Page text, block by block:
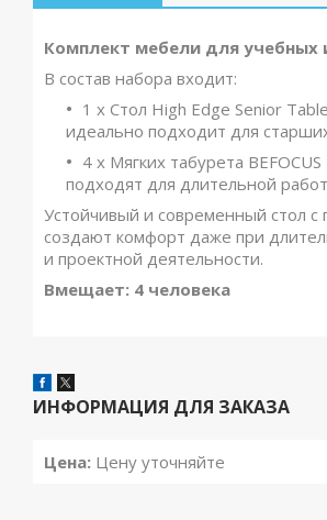
Комплект мебели для учебных
В состав набора входит:
1 x Стол High Edge Senior
идеально подходит для
4 x Мягких табурета
подходят для длительной
Устойчивый и современный стол
создают комфорт даже при
и проектной деятельности.
Вмещает: 4 человека
ИНФОРМАЦИЯ ДЛЯ ЗАКАЗА
Цена: Цену уточняйте